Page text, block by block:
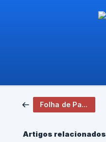
Folha de Pagamento
Artigos relacionados